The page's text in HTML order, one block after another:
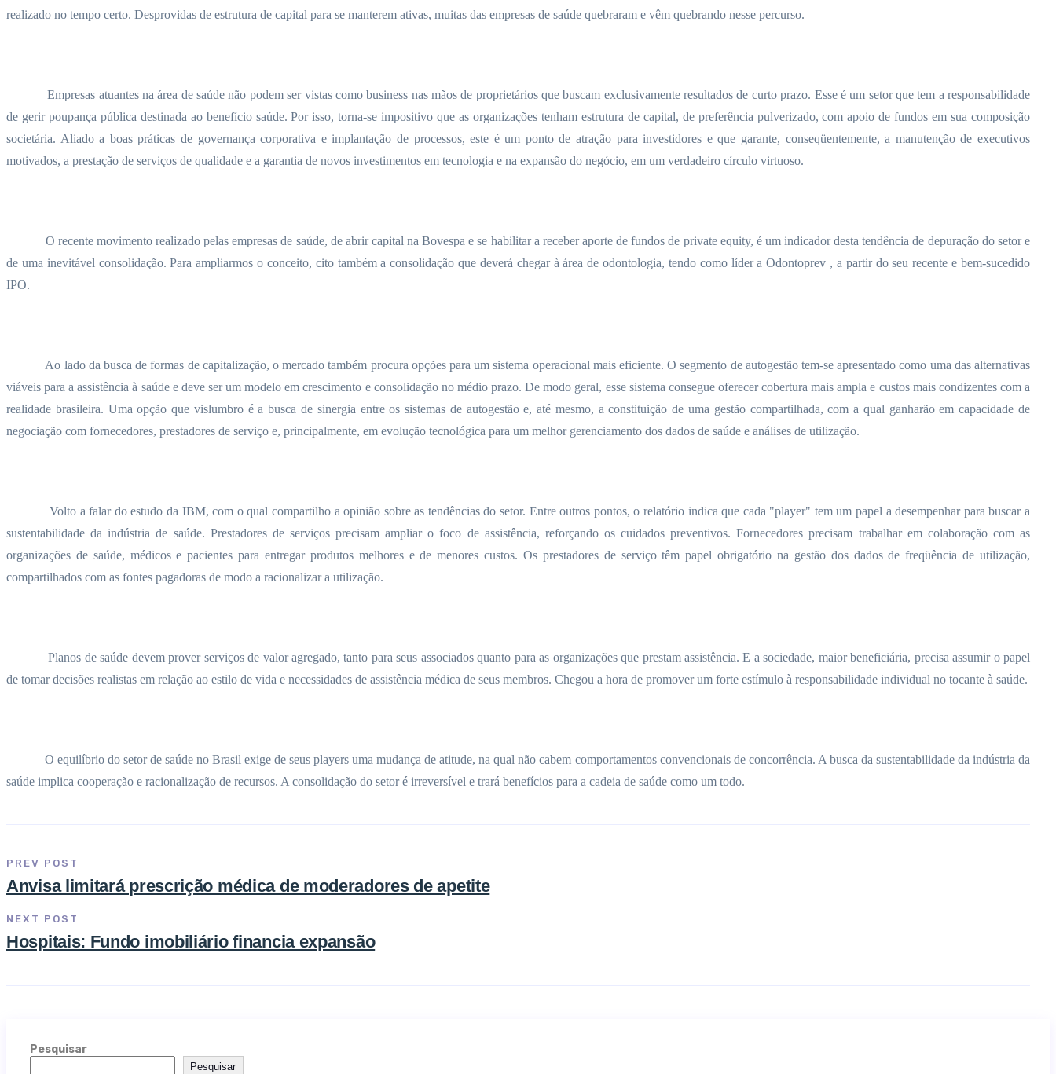
realizado no tempo certo. Desprovidas de estrutura de capital para se manterem ativas, muitas das empresas de saúde quebraram e vêm quebrando nesse percurso.
Empresas atuantes na área de saúde não podem ser vistas como business nas mãos de proprietários que buscam exclusivamente resultados de curto prazo. Esse é um setor que tem a responsabilidade
de gerir poupança pública destinada ao benefício saúde. Por isso, torna-se impositivo que as organizações tenham estrutura de capital, de preferência pulverizado, com apoio de fundos em sua composição
societária. Aliado a boas práticas de governança corporativa e implantação de processos, este é um ponto de atração para investidores e que garante, conseqüentemente, a manutenção de executivos
motivados, a prestação de serviços de qualidade e a garantia de novos investimentos em tecnologia e na expansão do negócio, em um verdadeiro círculo virtuoso.
O recente movimento realizado pelas empresas de saúde, de abrir capital na Bovespa e se habilitar a receber aporte de fundos de private equity, é um indicador desta tendência de depuração do setor e
de uma inevitável consolidação. Para ampliarmos o conceito, cito também a consolidação que deverá chegar à área de odontologia, tendo como líder a Odontoprev , a partir do seu recente e bem-sucedido
IPO.
Ao lado da busca de formas de capitalização, o mercado também procura opções para um sistema operacional mais eficiente. O segmento de autogestão tem-se apresentado como uma das alternativas
viáveis para a assistência à saúde e deve ser um modelo em crescimento e consolidação no médio prazo. De modo geral, esse sistema consegue oferecer cobertura mais ampla e custos mais condizentes com a
realidade brasileira. Uma opção que vislumbro é a busca de sinergia entre os sistemas de autogestão e, até mesmo, a constituição de uma gestão compartilhada, com a qual ganharão em capacidade de
negociação com fornecedores, prestadores de serviço e, principalmente, em evolução tecnológica para um melhor gerenciamento dos dados de saúde e análises de utilização.
Volto a falar do estudo da IBM, com o qual compartilho a opinião sobre as tendências do setor. Entre outros pontos, o relatório indica que cada "player" tem um papel a desempenhar para buscar a
sustentabilidade da indústria de saúde. Prestadores de serviços precisam ampliar o foco de assistência, reforçando os cuidados preventivos. Fornecedores precisam trabalhar em colaboração com as
organizações de saúde, médicos e pacientes para entregar produtos melhores e de menores custos. Os prestadores de serviço têm papel obrigatório na gestão dos dados de freqüência de utilização,
compartilhados com as fontes pagadoras de modo a racionalizar a utilização.
Planos de saúde devem prover serviços de valor agregado, tanto para seus associados quanto para as organizações que prestam assistência. E a sociedade, maior beneficiária, precisa assumir o papel
de tomar decisões realistas em relação ao estilo de vida e necessidades de assistência médica de seus membros. Chegou a hora de promover um forte estímulo à responsabilidade individual no tocante à saúde.
O equilíbrio do setor de saúde no Brasil exige de seus players uma mudança de atitude, na qual não cabem comportamentos convencionais de concorrência. A busca da sustentabilidade da indústria da
saúde implica cooperação e racionalização de recursos. A consolidação do setor é irreversível e trará benefícios para a cadeia de saúde como um todo.
PREV POST
Anvisa limitará prescrição médica de moderadores de apetite
NEXT POST
Hospitais: Fundo imobiliário financia expansão
Pesquisar
Pesquisar